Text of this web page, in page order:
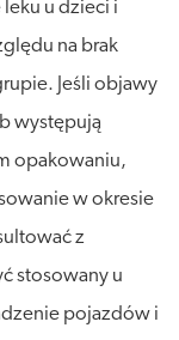
u dzieci i
na brak
Jeśli objawy
występują
opakowaniu,
w okresie
z
stosowany u
pojazdów i